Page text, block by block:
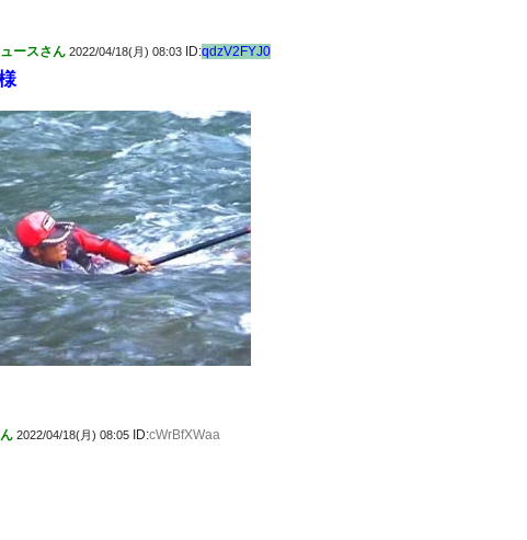
ースさん 2022/04/18(月) 08:03 ID:qdzV2FYJ0
2022/04/18(月) 08:05 ID:cWrBfXWaa